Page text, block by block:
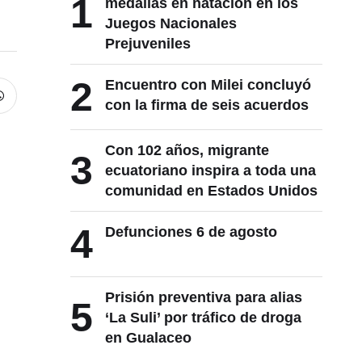
1
medallas en natación en los
Juegos Nacionales
Prejuveniles
2
Encuentro con Milei concluyó
con la firma de seis acuerdos
3
Con 102 años, migrante
ecuatoriano inspira a toda una
comunidad en Estados Unidos
4 Defunciones 6 de agosto
5
Prisión preventiva para alias
‘La Suli’ por tráfico de droga
en Gualaceo